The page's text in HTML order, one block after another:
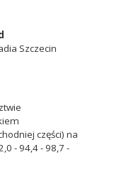
Szczecin
części) na
- 94,4 - 98,7 -